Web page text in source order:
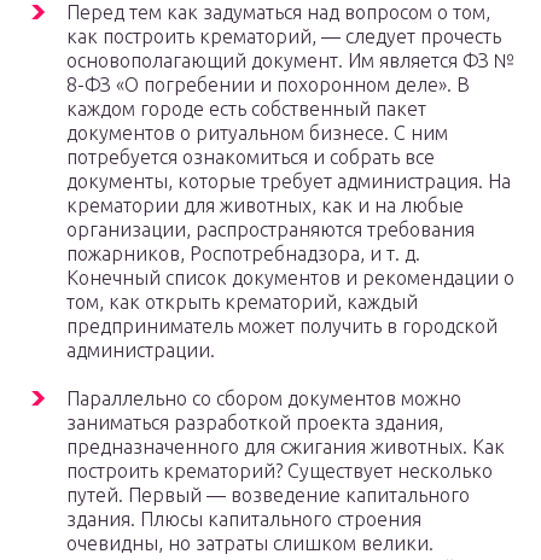
Перед тем как задуматься над вопросом о том,
как построить крематорий, — следует прочесть
основополагающий документ. Им является ФЗ №
8-ФЗ «О погребении и похоронном деле». В
каждом городе есть собственный пакет
документов о ритуальном бизнесе. С ним
потребуется ознакомиться и собрать все
документы, которые требует администрация. На
крематории для животных, как и на любые
организации, распространяются требования
пожарников, Роспотребнадзора, и т. д.
Конечный список документов и рекомендации о
том, как открыть крематорий, каждый
предприниматель может получить в городской
администрации.
Параллельно со сбором документов можно
заниматься разработкой проекта здания,
предназначенного для сжигания животных. Как
построить крематорий? Существует несколько
путей. Первый — возведение капитального
здания. Плюсы капитального строения
очевидны, но затраты слишком велики.